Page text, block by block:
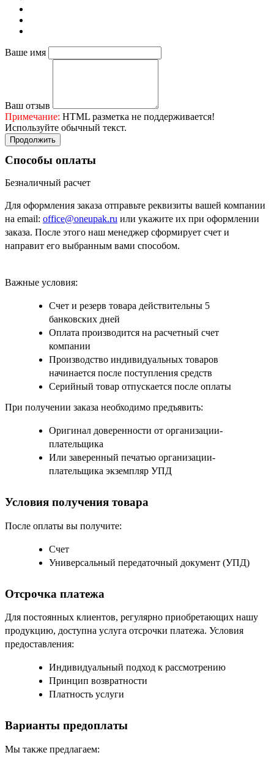
Ваше имя
Ваш отзыв
Примечание: HTML разметка не поддерживается!
Используйте обычный текст.
Продолжить
Способы оплаты
Безналичный расчет
Для оформления заказа отправьте реквизиты вашей компании
на email: office@oneupak.ru или укажите их при оформлении
заказа. После этого наш менеджер сформирует счет и
направит его выбранным вами способом.
Важные условия:
Счет и резерв товара действительны 5
банковских дней
Оплата производится на расчетный счет
компании
Производство индивидуальных товаров
начинается после поступления средств
Серийный товар отпускается после оплаты
При получении заказа необходимо предъявить:
Оригинал доверенности от организации-
плательщика
Или заверенный печатью организации-
плательщика экземпляр УПД
Условия получения товара
После оплаты вы получите:
Счет
Универсальный передаточный документ (УПД)
Отсрочка платежа
Для постоянных клиентов, регулярно приобретающих нашу
продукцию, доступна услуга отсрочки платежа. Условия
предоставления:
Индивидуальный подход к рассмотрению
Принцип возвратности
Платность услуги
Варианты предоплаты
Мы также предлагаем: